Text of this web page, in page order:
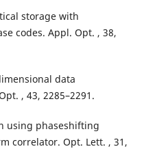
storage with
codes. Appl. Opt. , 38,
data
, 43, 2285–2291.
using phaseshifting
correlator. Opt. Lett. , 31,